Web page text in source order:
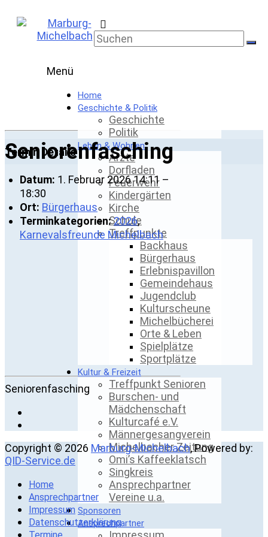
content
Marburg-
Michelbach
Menü
Home
Geschichte & Politik
Geschichte
Politik
Leben & Wohnen
Ärzte
Dorfladen
Feuerwehr
Kindergärten
Kirche
Schule
Treffpunkte
Backhaus
Bürgerhaus
Erlebnispavillon
Gemeindehaus
Jugendclub
Kulturscheune
Michelbücherei
Orte & Leben
Spielplätze
Sportplätze
Kultur & Freizeit
Treffpunkt Senioren
Burschen- und
Mädchenschaft
Kulturcafé e.V.
Männergesangverein
Michelbacher Zeitung
Omi’s Kaffeeklatsch
Singkreis
Ansprechpartner
Vereine u.a.
Sponsoren
Ansprechpartner
Seniorenfasching
Termin Details
Datum: 1. Februar 2026 14:11 –
18:30
Ort: Bürgerhaus
Terminkategorien:2026,
Karnevalsfreunde Michelbach
Seniorenfasching
Copyright © 2026 Marburg-Michelbach, Powered by:
QID-Service.de
Home
Ansprechpartner
Impressum
Datenschutzerklärung